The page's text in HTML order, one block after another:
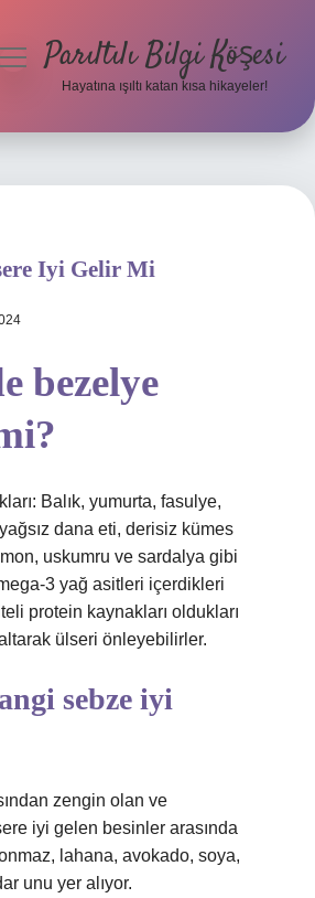
menüyüParıltılı Bilgi Köşesi
Hayatına ışıltı katan kısa hikayeler!
Iyi Gelir Mi
bezelye
Balık, yumurta, fasulye,
dana eti, derisiz kümes
uskumru ve sardalya gibi
3 yağ asitleri içerdikleri
protein kaynakları oldukları
ülseri önleyebilirler.
sebze iyi
zengin olan ve
iyi gelen besinler arasında
lahana, avokado, soya,
unu yer alıyor.